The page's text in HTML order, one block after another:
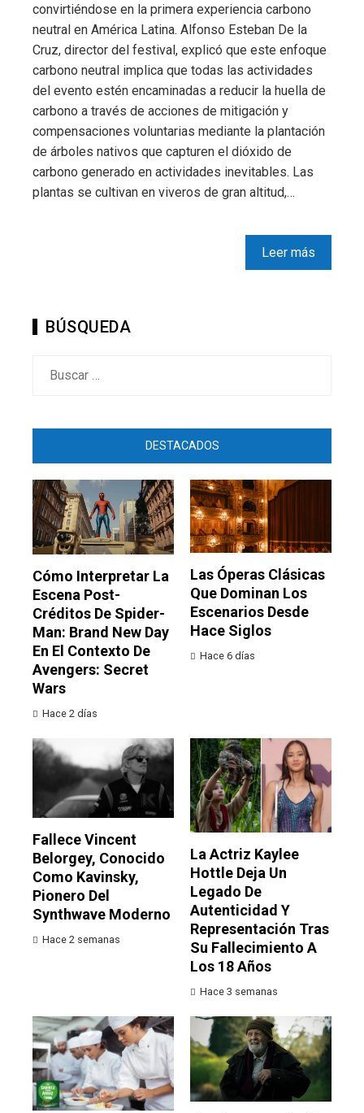
convirtiéndose en la primera experiencia carbono
neutral en América Latina. Alfonso Esteban De la
Cruz, director del festival, explicó que este enfoque
carbono neutral implica que todas las actividades
del evento estén encaminadas a reducir la huella de
carbono a través de acciones de mitigación y
compensaciones voluntarias mediante la plantación
de árboles nativos que capturen el dióxido de
carbono generado en actividades inevitables. Las
plantas se cultivan en viveros de gran altitud,…
Leer más
BÚSQUEDA
DESTACADOS
Cómo Interpretar La
Escena Post-
Créditos De Spider-
Man: Brand New Day
En El Contexto De
Avengers: Secret
Wars
Hace 2 días
Las Óperas Clásicas
Que Dominan Los
Escenarios Desde
Hace Siglos
Hace 6 días
Fallece Vincent
Belorgey, Conocido
Como Kavinsky,
Pionero Del
Synthwave Moderno
Hace 2 semanas
La Actriz Kaylee
Hottle Deja Un
Legado De
Autenticidad Y
Representación Tras
Su Fallecimiento A
Los 18 Años
Hace 3 semanas